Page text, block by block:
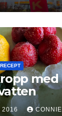
RECEPT
med
2016 CONNIE